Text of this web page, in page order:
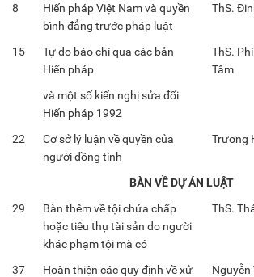
8
Hiến pháp Việt Nam và quyền
bình đẳng trước pháp luật
ThS.
15
Tự do báo chí qua các bản
Hiến pháp
và một số kiến nghị sửa đổi
Hiến pháp 1992
ThS.
Tâm
22
Cơ sở lý luận về quyền của
người đồng tính
Trương
BÀN VỀ DỰ ÁN LUẬT
29
Bàn thêm về tội chứa chấp
hoặc tiêu thụ tài sản do người
khác phạm tội mà có
ThS.
37
Hoàn thiện các quy định về xử
Nguyễn